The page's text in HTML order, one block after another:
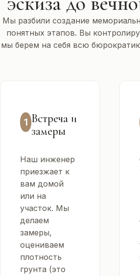
Мы разбили создание
понятных этапов. Вы
мы берем на себя всю
1 Встреча и
замеры
Наш инженер
приезжает к
вам домой
или на
участок. Мы
делаем
замеры,
оцениваем
плотность
грунта (это